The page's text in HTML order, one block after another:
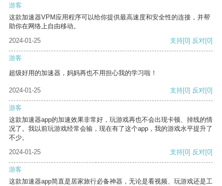
游客
这款加速器VPM应用程序可以给你提供最高速度和安全性的连接，并帮
助你在网络上自由移动。
2024-01-25
支持[0] 反对[0]
游客
超级好用的加速器，妈妈再也不用担心我的学习啦！
2024-01-25 支持[0] 反对[0]
游客
这款加速器app的加速效果非常好，玩游戏再也不会出现卡顿、掉线的情
况了。我以前玩游戏经常会输，现在有了这个app，我的游戏水平提升了
不少。
2024-01-25
支持[0] 反对[0]
游客
这款加速器app简直是居家旅行必备神器，无论是看视频、玩游戏还是工